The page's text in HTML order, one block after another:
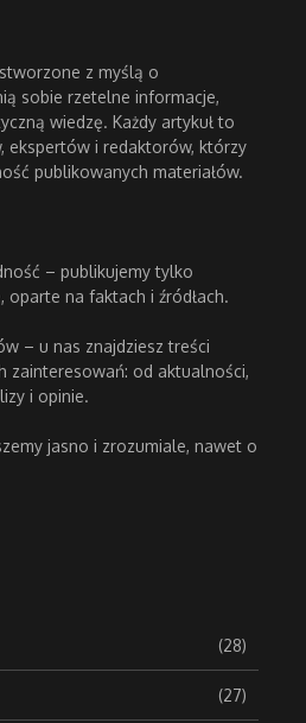
z myślą o
sobie rzetelne informacje,
wiedzę. Każdy artykuł to
ekspertów i redaktorów, którzy
publikowanych materiałów.
– publikujemy tylko
oparte na faktach i źródłach.
– u nas znajdziesz treści
zainteresowań: od aktualności,
i opinie.
jasno i zrozumiale, nawet o
(28)
(27)